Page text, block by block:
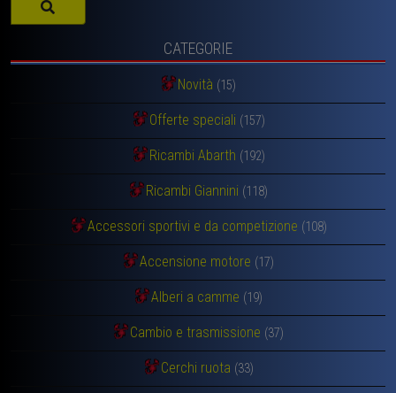
CATEGORIE
Novità (15)
Offerte speciali (157)
Ricambi Abarth (192)
Ricambi Giannini (118)
Accessori sportivi e da competizione (108)
Accensione motore (17)
Alberi a camme (19)
Cambio e trasmissione (37)
Cerchi ruota (33)